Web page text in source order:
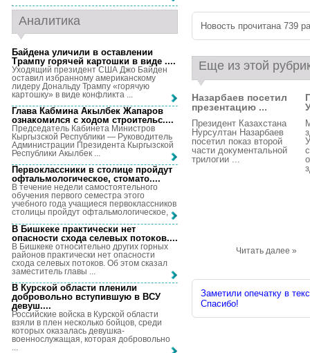
Новость прочитана 739
Еще из этой
Назарбаев посетил
презентацию ...
Президент Казахстана
Нурсултан Назарбаев
посетил показ второй
части документальной
трилогии ...
Читать далее »
Заметили опечатку в
Спасибо!
Аналитика
Байдена уличили в оставлении
Трампу горячей картошки в виде ....
Уходящий президент США Джо Байден
оставил избранному американскому
лидеру Дональду Трампу «горячую
картошку» в виде конфликта ...
Глава Кабмина Акылбек Жапаров
ознакомился с ходом строительс....
Председатель Кабинета Министров
Кыргызской Республики — Руководитель
Администрации Президента Кыргызской
Республики Акылбек ...
Первоклассники в столице пройдут
офтальмологическое, стомато....
В течение недели самостоятельного
обучения первого семестра этого
учебного года учащиеся первоклассников
столицы пройдут офтальмологическое, ...
В Бишкеке практически нет
опасности схода селевых потоков....
В Бишкеке относительно других горных
районов практически нет опасности
схода селевых потоков. Об этом сказал
заместитель главы ...
В Курской области пленили
добровольно вступившую в ВСУ
девуш....
Российские войска в Курской области
взяли в плен несколько бойцов, среди
которых оказалась девушка-
военнослужащая, которая добровольно
...